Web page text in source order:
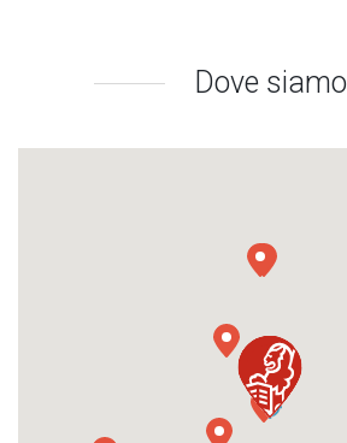
Dove siamo